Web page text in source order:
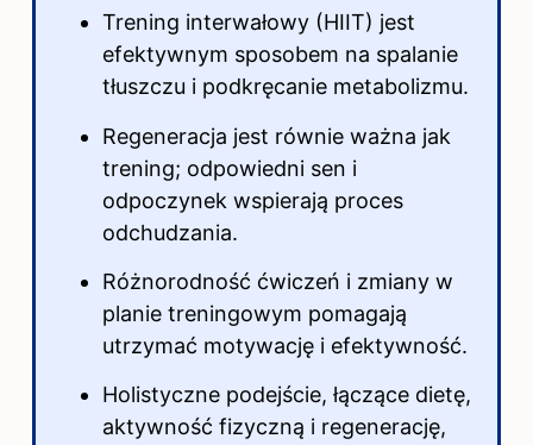
Trening interwałowy (HIIT) jest
efektywnym sposobem na spalanie
tłuszczu i podkręcanie metabolizmu.
Regeneracja jest równie ważna jak
trening; odpowiedni sen i
odpoczynek wspierają proces
odchudzania.
Różnorodność ćwiczeń i zmiany w
planie treningowym pomagają
utrzymać motywację i efektywność.
Holistyczne podejście, łączące dietę,
aktywność fizyczną i regenerację,